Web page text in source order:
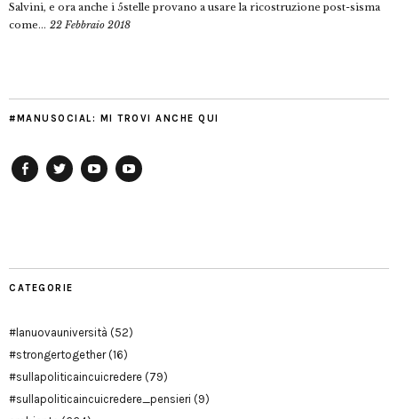
Salvini, e ora anche i 5stelle provano a usare la ricostruzione post-sisma
come... 22 Febbraio 2018
#MANUSOCIAL: MI TROVI ANCHE QUI
CATEGORIE
#lanuovauniversità (52)
#strongertogether(16)
#sullapoliticaincuicredere (79)
#sullapoliticaincuicredere_pensieri (9)